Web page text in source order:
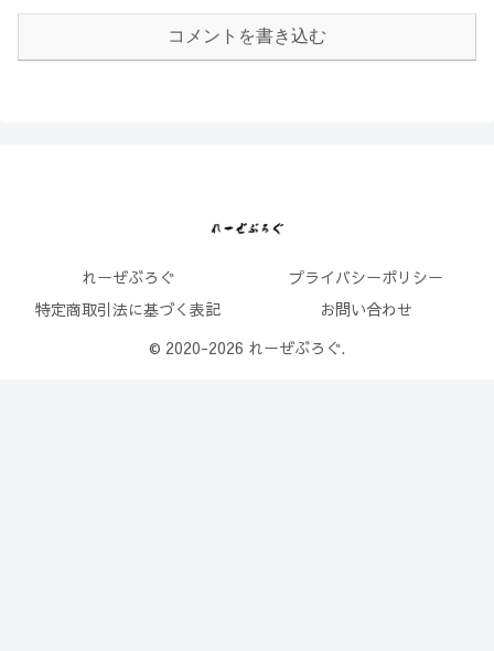
コメントを書き込む
れーぜぶろぐ
プライバシーポリシー
特定商取引法に基づく表記
お問い合わせ
© 2020-2026 れーぜぶろぐ.